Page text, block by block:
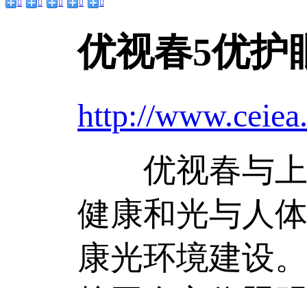
    
优视春5优护
http://
优视春与上
健康和光与人
康光环境建设